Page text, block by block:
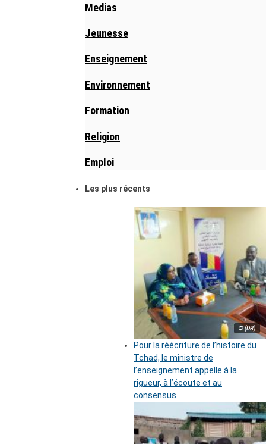
Medias
Jeunesse
Enseignement
Environnement
Formation
Religion
Emploi
Les plus récents
© (DR)
Pour la réécriture de l’histoire du
Tchad, le ministre de
l’enseignement appelle à la
rigueur, à l’écoute et au
consensus